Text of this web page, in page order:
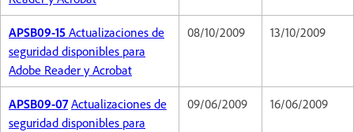
APSB09-15 Actualizaciones de
seguridad disponibles para
Adobe Reader y Acrobat
08/10/2009 13/10/2009
APSB09-07 Actualizaciones de
seguridad disponibles para
09/06/2009 16/06/2009